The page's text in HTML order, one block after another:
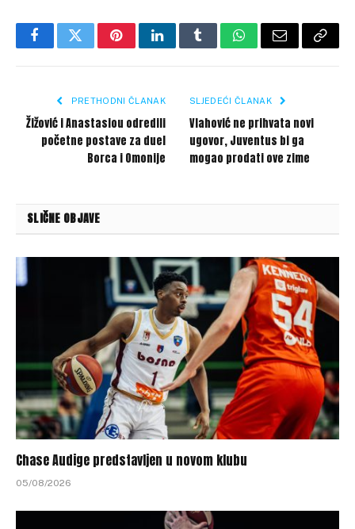
FacebookTwitterPinterestLinkedInTumblrWhatsApp
Email Copy
PRETHODNI ČLANAK
Žižović i Anastasiou odredili
početne postave za duel
Borca i Omonije
SLJEDEĆI ČLANAK
Vlahović ne prihvata novi
ugovor, Juventus bi ga
mogao prodati ove zime
SLIČNE OBJAVE
Chase Audige predstavljen u novom klubu
05/08/2026